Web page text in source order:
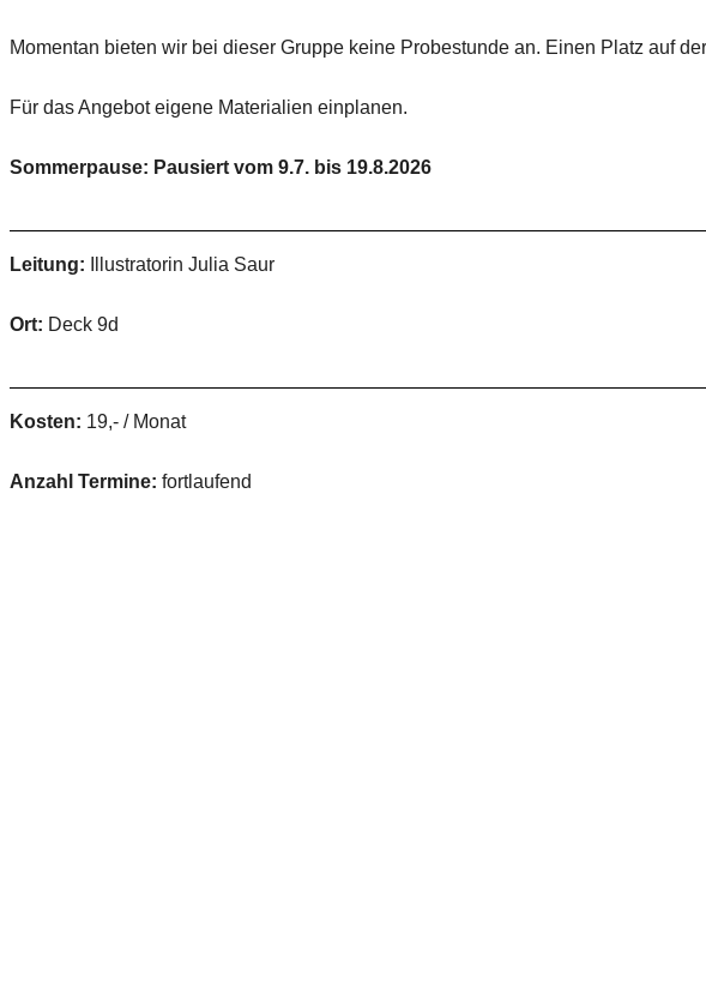
Momentan bieten wir bei dieser Gruppe keine Probestunde an. Einen Platz auf der
Für das Angebot eigene Materialien einplanen.
Sommerpause: Pausiert vom 9.7. bis 19.8.2026
Leitung: Illustratorin Julia Saur
Ort: Deck 9d
Kosten: 19,- / Monat
Anzahl Termine: fortlaufend